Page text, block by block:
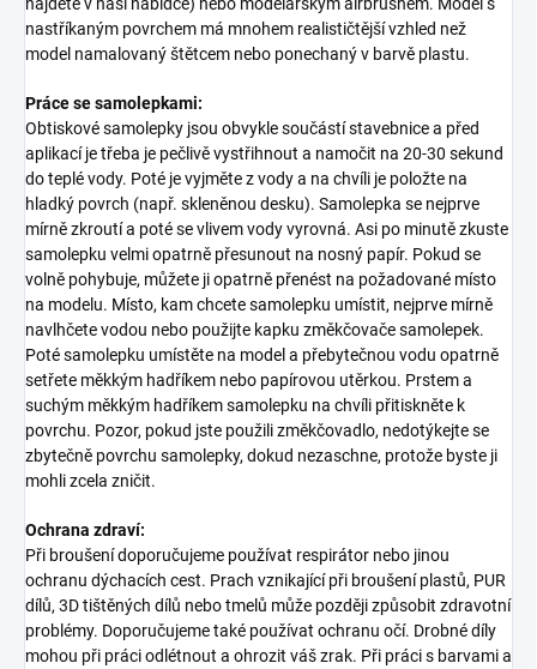
nastříkaným povrchem má mnohem realističtější vzhled než
model namalovaný štětcem nebo ponechaný v barvě plastu.
Práce se samolepkami:
Obtiskové samolepky jsou obvykle součástí stavebnice a před
aplikací je třeba je pečlivě vystřihnout a namočit na 20-30 sekund
do teplé vody. Poté je vyjměte z vody a na chvíli je položte na
hladký povrch (např. skleněnou desku). Samolepka se nejprve
mírně zkroutí a poté se vlivem vody vyrovná. Asi po minutě zkuste
samolepku velmi opatrně přesunout na nosný papír. Pokud se
volně pohybuje, můžete ji opatrně přenést na požadované místo
na modelu. Místo, kam chcete samolepku umístit, nejprve mírně
navlhčete vodou nebo použijte kapku změkčovače samolepek.
Poté samolepku umístěte na model a přebytečnou vodu opatrně
setřete měkkým hadříkem nebo papírovou utěrkou. Prstem a
suchým měkkým hadříkem samolepku na chvíli přitiskněte k
povrchu. Pozor, pokud jste použili změkčovadlo, nedotýkejte se
zbytečně povrchu samolepky, dokud nezaschne, protože byste ji
mohli zcela zničit.
Ochrana zdraví:
Při broušení doporučujeme používat respirátor nebo jinou
ochranu dýchacích cest. Prach vznikající při broušení plastů, PUR
dílů, 3D tištěných dílů nebo tmelů může později způsobit zdravotní
problémy. Doporučujeme také používat ochranu očí. Drobné díly
mohou při práci odlétnout a ohrozit váš zrak. Při práci s barvami a